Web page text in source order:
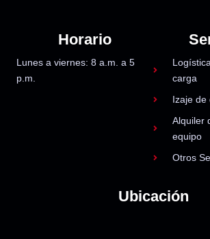
Horario
Lunes a viernes: 8 a.m. a 5
p.m.
carga
Izaje de
Alquiler
equipo
Otros
Ubicación